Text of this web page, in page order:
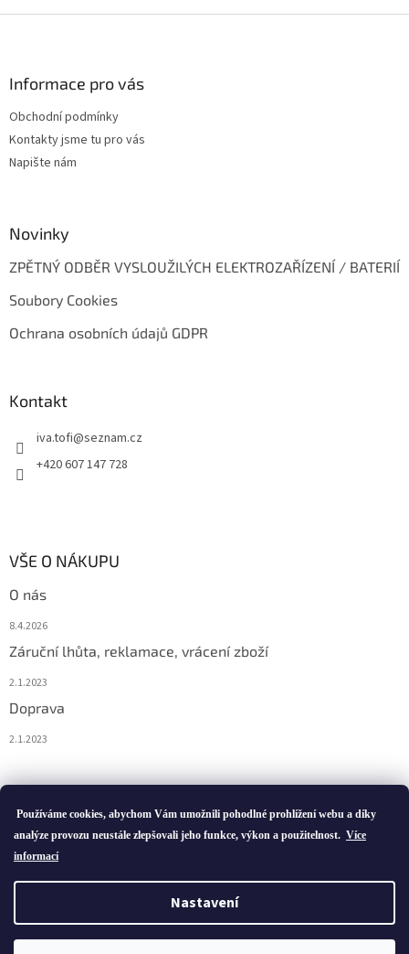
Používáme cookies, abychom Vám umožnili pohodlné prohlížení webu a díky
analýze provozu neustále zlepšovali jeho funkce, výkon a použitelnost. Více
informací
Nastavení
Informace pro vás
Obchodní podmínky
Kontakty jsme tu pro vás
Napište nám
Novinky
ZPĚTNÝ ODBĚR VYSLOUŽILÝCH ELEKTROZAŘÍZENÍ / BATERIÍ
Soubory Cookies
Ochrana osobních údajů GDPR
Kontakt
iva.tofi@seznam.cz
+420 607 147 728
VŠE O NÁKUPU
O nás
8.4.2026
Záruční lhůta, reklamace, vrácení zboží
2.1.2023
Doprava
2.1.2023
Vytvořil Shoptet